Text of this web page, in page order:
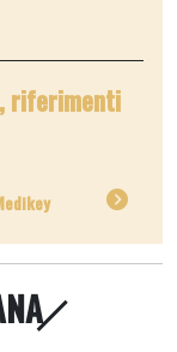
riferimenti